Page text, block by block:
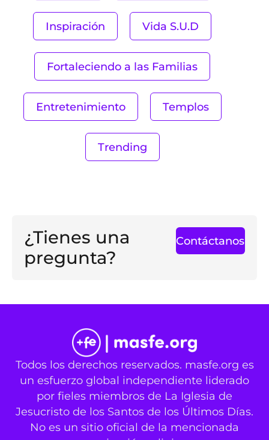
Inspiración Vida S.U.D
Fortaleciendo a las Familias
Entretenimiento Templos
Trending
¿Tienes una
pregunta?
Contáctanos
Todos los derechos reservados. masfe.org es
un esfuerzo global independiente liderado
por fieles miembros de La Iglesia de
Jesucristo de los Santos de los Últimos Días.
No es un sitio oficial de la mencionada